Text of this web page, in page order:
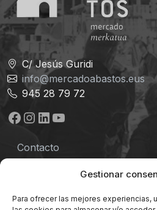
Gestionar
Para ofrecer las mejores experiencias,
C/ Jesús Guridi
info@mercadoabastos.eus
945 28 79 72
Facebook
Instagram
LinkedIn
YouTube
Contacto
Política de privacidad